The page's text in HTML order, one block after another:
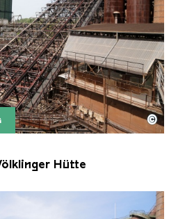
der Völklinger Hütte mit
Völklinger Hütte | Karl
©
Hütte